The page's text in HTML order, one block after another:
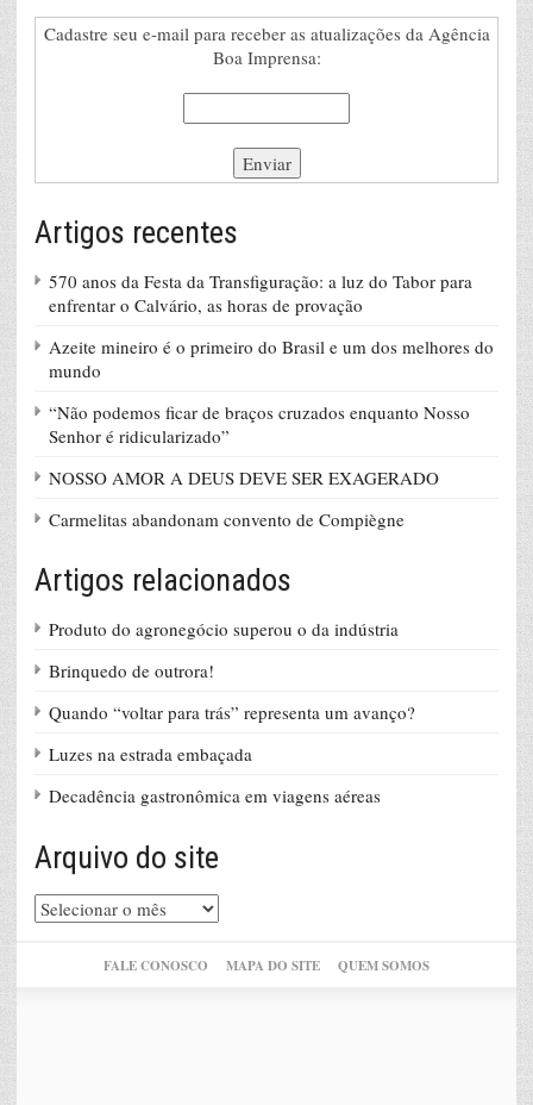
Cadastre seu e-mail para receber as atualizações da Agência
Boa Imprensa:
Artigos recentes
570 anos da Festa da Transfiguração: a luz do Tabor para
enfrentar o Calvário, as horas de provação
Azeite mineiro é o primeiro do Brasil e um dos melhores do
mundo
“Não podemos ficar de braços cruzados enquanto Nosso
Senhor é ridicularizado”
NOSSO AMOR A DEUS DEVE SER EXAGERADO
Carmelitas abandonam convento de Compiègne
Artigos relacionados
Produto do agronegócio superou o da indústria
Brinquedo de outrora!
Quando “voltar para trás” representa um avanço?
Luzes na estrada embaçada
Decadência gastronômica em viagens aéreas
Arquivo do site
Arquivo
do
FALE CONOSCO MAPA DO SITE QUEM SOMOS